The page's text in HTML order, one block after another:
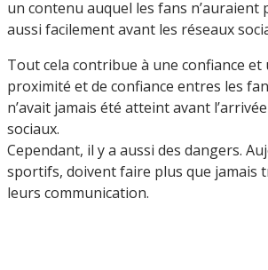
un contenu auquel les fans n’auraient
aussi facilement avant les réseaux
Tout cela contribue à une confiance et
proximité et de confiance entres les
n’avait jamais été atteint avant
sociaux.
Cependant, il y a aussi des dangers.
sportifs, doivent faire plus que jamais
leurs communication.